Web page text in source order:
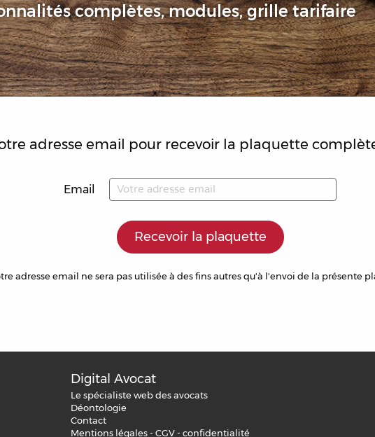
complètes, modules, grille tarifaire
adresse email pour recevoir la plaquette
Email
Recevoir la plaquette
adresse email ne sera pas utilisée à des fins autres qu'à l'envoi de la présente
Digital Avocat
Le spécialiste web des avocats
Déontologie
Contact
Mentions légales - CGV - confidentialité